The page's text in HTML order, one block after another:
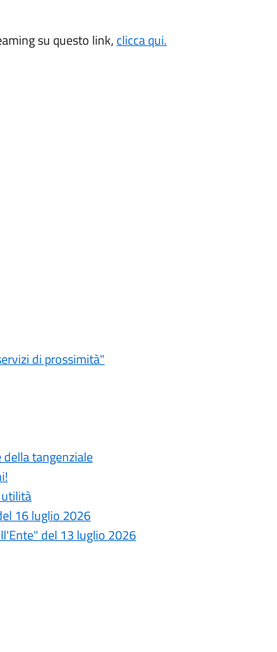
su questo link, clicca qui.
di prossimità"
tangenziale
16 luglio 2026
del 13 luglio 2026